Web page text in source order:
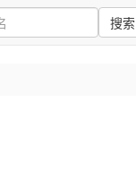
搜索